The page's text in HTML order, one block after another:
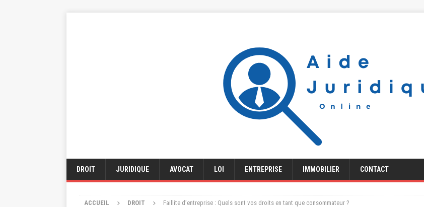
DROIT JURIDIQUE AVOCAT LOI ENTREPRISE IMMOBILIER CONTACT
ACCUEIL DROIT Faillite d’entreprise : Quels sont vos droits en tant que consommateur ?